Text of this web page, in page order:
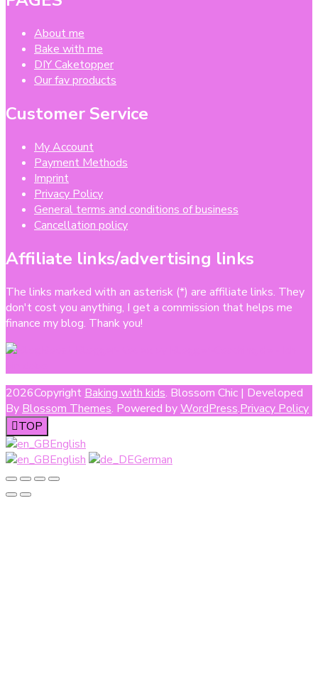
About me
Bake with me
DIY Caketopper
Our fav products
Customer Service
My Account
Payment Methods
Imprint
Privacy Policy
General terms and conditions of business
Cancellation policy
Affiliate links/advertising links
The links marked with an asterisk (*) are affiliate links. They
don't cost you anything, I get a commission that helps me
finance my blog. Thank you!
2026Copyright Baking with kids. Blossom Chic | Developed
By Blossom Themes. Powered byWordPress.Privacy Policy
TOP
English
English
German